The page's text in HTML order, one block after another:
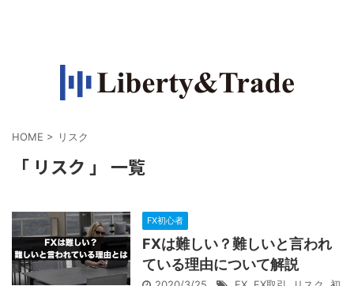
HOME > リスク
「 リスク 」 一覧
FX初心者
FXは難しい？難しいと言われ
ている理由について解説